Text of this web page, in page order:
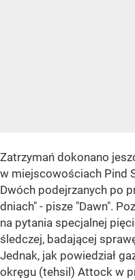
Zatrzymań dokonano
w miejscowościach Pind
Dwóch podejrzanych po
dniach" - pisze "Dawn".
na pytania specjalnej
śledczej, badającej
Jednak, jak powiedział
okręgu (tehsil) Attock w